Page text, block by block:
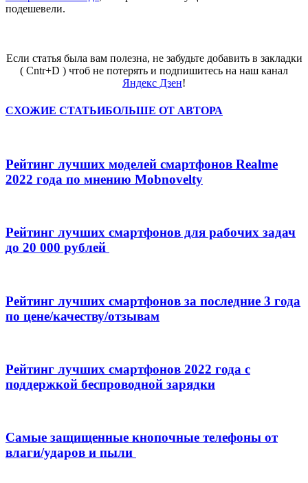
подешевели.
Если статья была вам полезна, не забудьте добавить в закладки
( Cntr+D ) чтоб не потерять и подпишитесь на наш канал
Яндекс Дзен!
СХОЖИЕ СТАТЬИБОЛЬШЕ ОТ АВТОРА
Рейтинг лучших моделей смартфонов Realme
2022 года по мнению Mobnovelty
Рейтинг лучших смартфонов для рабочих задач
до 20 000 рублей
Рейтинг лучших смартфонов за последние 3 года
по цене/качеству/отзывам
Рейтинг лучших смартфонов 2022 года с
поддержкой беспроводной зарядки
Самые защищенные кнопочные телефоны от
влаги/ударов и пыли